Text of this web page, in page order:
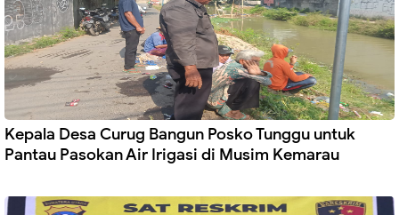
Kepala Desa Curug Bangun Posko Tunggu untuk
Pantau Pasokan Air Irigasi di Musim Kemarau